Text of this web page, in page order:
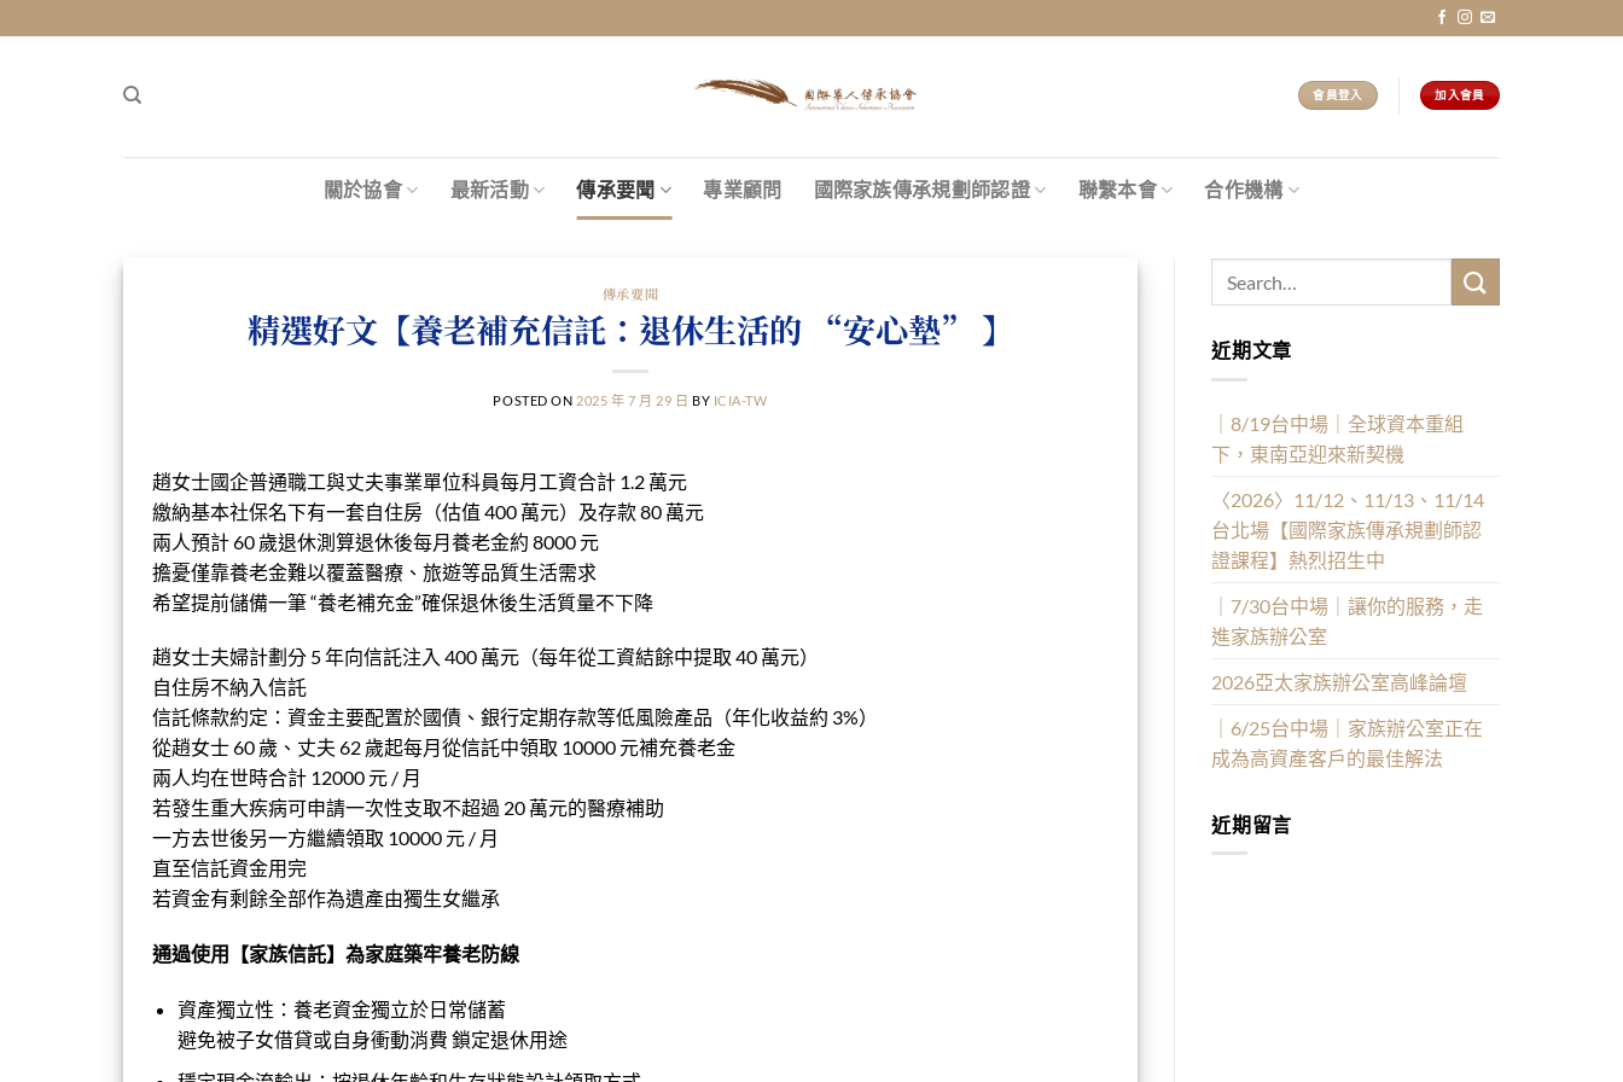
to
會員登入 加入會員
關於協會 最新活動 傳承要聞 專業顧問 國際家族傳承規劃師認證 聯繫本會 合作機構
傳承要聞
精選好文【養老補充信託：退休生活的 “安心墊” 】
POSTED ON 2025 年 7 月 29 日 BY ICIA-TW
趙女士國企普通職工與丈夫事業單位科員每月工資合計 1.2 萬元
繳納基本社保名下有一套自住房（估值 400 萬元）及存款80 萬元
兩人預計60 歲退休測算退休後每月養老金約 8000 元
擔憂僅靠養老金難以覆蓋醫療、旅遊等品質生活需求
希望提前儲備一筆“養老補充金”確保退休後生活質量不下降
趙女士夫婦計劃分 5年向信託注入 400 萬元（每年從工資結餘中提取 40 萬元）
自住房不納入信託
信託條款約定：資金主要配置於國債、銀行定期存款等低風險產品（年化收益約 3%）
從趙女士60 歲、丈夫 62 歲起每月從信託中領取 10000 元補充養老金
兩人均在世時合計 12000 元 / 月
若發生重大疾病可申請一次性支取不超過 20 萬元的醫療補助
一方去世後另一方繼續領取 10000 元 / 月
直至信託資金用完
若資金有剩餘全部作為遺產由獨生女繼承
通過使用【家族信託】為家庭築牢養老防線
資產獨立性：養老資金獨立於日常儲蓄
避免被子女借貸或自身衝動消費 鎖定退休用途
近期文章
｜8/19台中場｜全球資本重組
下，東南亞迎來新契機
〈2026〉11/12、11/13、11/14
台北場【國際家族傳承規劃師認
證課程】熱烈招生中
｜7/30台中場｜讓你的服務，走
進家族辦公室
2026亞太家族辦公室高峰論壇
｜6/25台中場｜家族辦公室正在
成為高資產客戶的最佳解法
近期留言